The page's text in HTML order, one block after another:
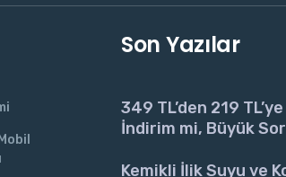
Son Yazılar
349 TL’den 219
İndirim mi, Büyük
Kemikli İlik Suyu ve